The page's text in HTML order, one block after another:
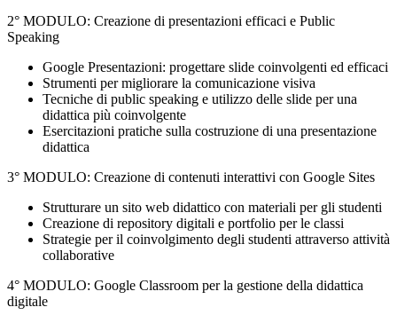
2° MODULO: Creazione di presentazioni efficaci e Public
Speaking
Google Presentazioni: progettare slide coinvolgenti ed efficaci
Strumenti per migliorare la comunicazione visiva
Tecniche di public speaking e utilizzo delle slide per una
didattica più coinvolgente
Esercitazioni pratiche sulla costruzione di una presentazione
didattica
3° MODULO: Creazione di contenuti interattivi con Google Sites
Strutturare un sito web didattico con materiali per gli studenti
Creazione di repository digitali e portfolio per le classi
Strategie per il coinvolgimento degli studenti attraverso attività
collaborative
4° MODULO: Google Classroom per la gestione della didattica
digitale